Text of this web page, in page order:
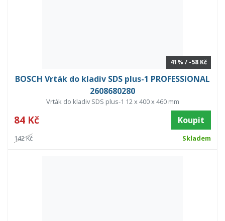
41% / -58 Kč
BOSCH Vrták do kladiv SDS plus-1 PROFESSIONAL
2608680280
Vrták do kladiv SDS plus-1 12 x 400 x 460 mm
84 Kč Koupit
142 Kč Skladem